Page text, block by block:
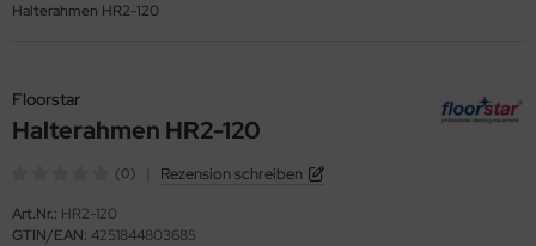
Halterahmen HR2-120
Floorstar
Halterahmen HR2-120
(0) Rezension schreiben
Art.Nr.: HR2-120
GTIN/EAN: 4251844803685